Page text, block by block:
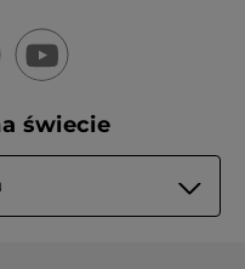
świecie